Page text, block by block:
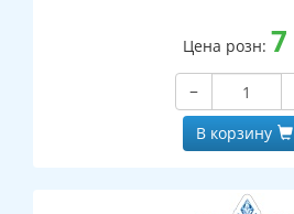
Цена розн: 7
−
В корзину